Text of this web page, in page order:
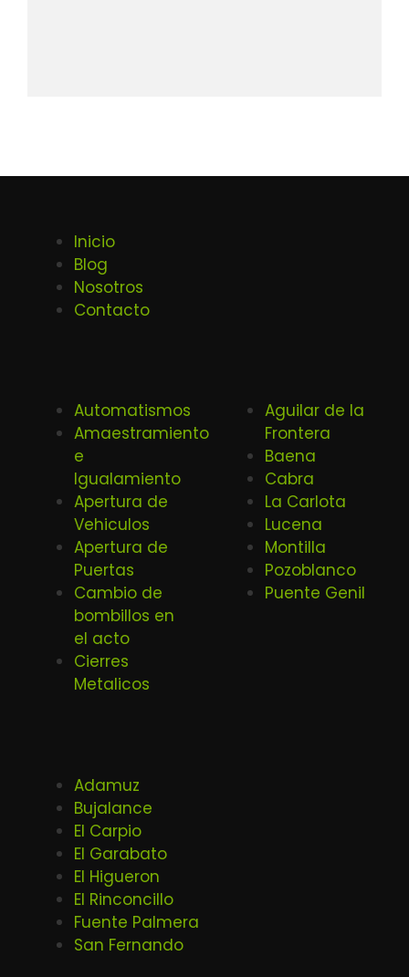
Inicio
Blog
Nosotros
Contacto
Automatismos
Amaestramiento
e
Igualamiento
Apertura de
Vehiculos
Apertura de
Puertas
Cambio de
bombillos en
el acto
Cierres
Metalicos
Aguilar de la
Frontera
Baena
Cabra
La Carlota
Lucena
Montilla
Pozoblanco
Puente Genil
Adamuz
Bujalance
El Carpio
El Garabato
El Higueron
El Rinconcillo
Fuente Palmera
San Fernando